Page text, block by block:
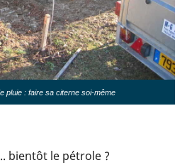
pluie : faire sa citerne soi-même
bientôt le pétrole ?